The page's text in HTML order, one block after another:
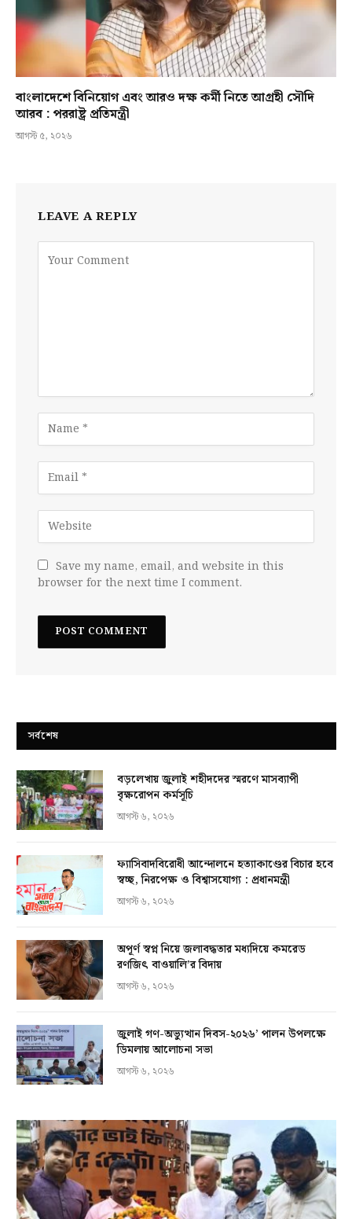
বাংলাদেশে বিনিয়োগ এবং আরও দক্ষ কর্মী নিতে আগ্রহী সৌদি
আরব : পররাষ্ট্র প্রতিমন্ত্রী
আগস্ট ৫, ২০২৬
LEAVE A REPLY
Save my name, email, and website in this
browser for the next time I comment.
সর্বশেষ
বড়লেখায় জুলাই শহীদদের স্মরণে মাসব্যাপী
বৃক্ষরোপন কর্মসূচি
আগস্ট ৬, ২০২৬
ফ্যাসিবাদবিরোধী আন্দোলনে হত্যাকাণ্ডের বিচার হবে
স্বচ্ছ, নিরপেক্ষ ও বিশ্বাসযোগ্য : প্রধানমন্ত্রী
আগস্ট ৬, ২০২৬
অপূর্ণ স্বপ্ন নিয়ে জলাবদ্ধতার মধ্যদিয়ে কমরেড
রণজিৎ বাওয়ালি’র বিদায়
আগস্ট ৬, ২০২৬
জুলাই গণ-অভ্যুত্থান দিবস-২০২৬’ পালন উপলক্ষে
ডিমলায় আলোচনা সভা
আগস্ট ৬, ২০২৬